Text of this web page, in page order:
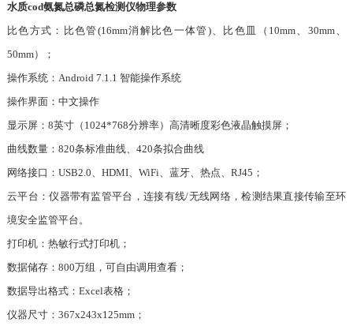
水质cod氨氮总磷总氮检测仪物理参数
比色方式：比色管(16mm消解比色一体管)、比色皿（10mm、30mm、
50mm）；
操作系统：Android 7.1.1 智能操作系统
操作界面：中文操作
显示屏：8英寸（1024*768分辨率）高清晰度彩色液晶触摸屏；
曲线数量：820条标准曲线、420条拟合曲线
网络接口：USB2.0、HDMI、WiFi、蓝牙、热点、RJ45；
云平台：仪器带有监管平台，连接有线/无线网络，检测结果直接传输至环
境安全监管平台。
打印机：热敏行式打印机；
数据储存：800万组，可自由调用查看；
数据导出格式：Excel表格；
仪器尺寸：367x243x125mm；